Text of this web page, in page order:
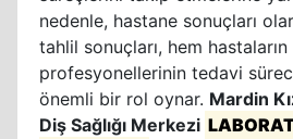
nedenle, hastane sonuçları
tahlil sonuçları, hem
profesyonellerinin tedavi
önemli bir rol oynar. Mardin
Diş Sağlığı Merkezi